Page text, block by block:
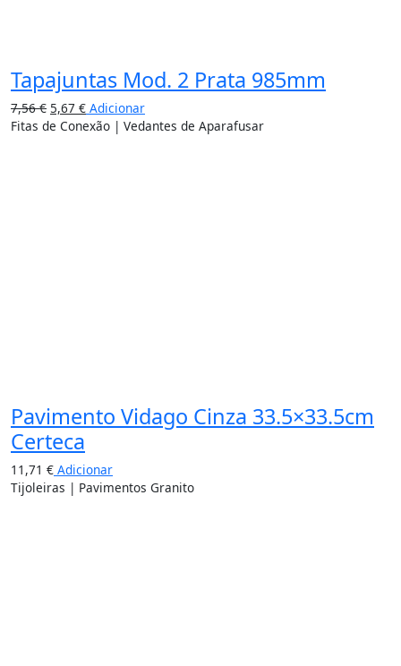
Tapajuntas Mod. 2 Prata 985mm
7,56€ 5,67 € Adicionar
Fitas de Conexão | Vedantes de Aparafusar
Pavimento Vidago Cinza 33.5×33.5cm
Certeca
11,71 € Adicionar
Tijoleiras | Pavimentos Granito